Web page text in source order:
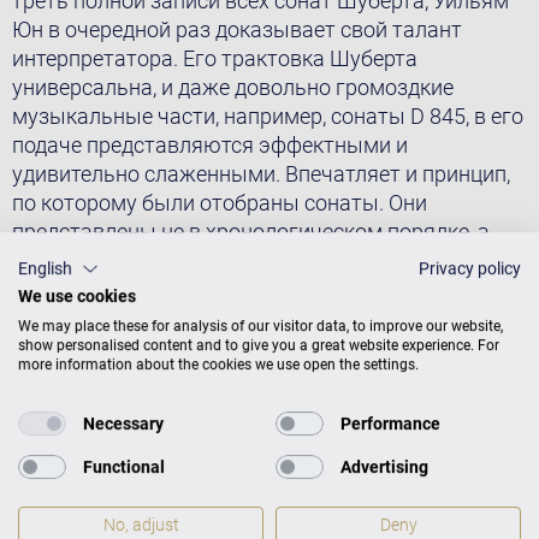
Юн в очередной раз доказывает свой талант
интерпретатора. Его трактовка Шуберта
универсальна, и даже довольно громоздкие
музыкальные части, например, сонаты D 845, в его
подаче представляются эффектными и
удивительно слаженными. Впечатляет и принцип,
по которому были отобраны сонаты. Они
представлены не в хронологическом порядке, а
так, чтобы раскрыть характерную метаморфозу
Шуберта – от ранних светлых сонат к всё более
драматическим произведениям. Концертный
рояль C. Bechstein D282 с его певучим звучанием
прекрасно гармонирует с виртуозным
блестящим «со-рассказчиком». Великолепный
альбом, без которого любая коллекция
English
Privacy policy
We use cookies
We may place these for analysis of our visitor data, to improve our website,
show personalised content and to give you a great website experience. For
more information about the cookies we use open the settings.
Necessary Performance
Functional Advertising
No, adjust Deny